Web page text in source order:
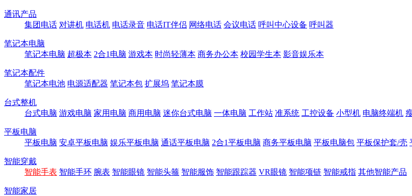
通讯产品
集团电话 对讲机 电话机 电话录音 电话IT伴侣 网络电话 会议电话 呼叫中心设备 呼叫器
笔记本电脑
笔记本电脑 超极本 2合1电脑 游戏本 时尚轻薄本 商务办公本 校园学生本 影音娱乐本
笔记本配件
笔记本电池 电源适配器 笔记本包 扩展坞 笔记本膜
台式整机
台式电脑 游戏电脑 家用电脑 商用电脑 迷你台式电脑 一体电脑 工作站 准系统 工控设备 小型机 电脑终端机
平板电脑
平板电脑 安卓平板电脑 娱乐平板电脑 通话平板电脑 2合1平板电脑 商务平板电脑 平板电脑包 平板保护套/壳
智能穿戴
智能手表 智能手环 腕表 智能眼镜 智能头箍 智能服饰 智能跟踪器 VR眼镜 智能项链 智能戒指 其他智能产品
智能家居